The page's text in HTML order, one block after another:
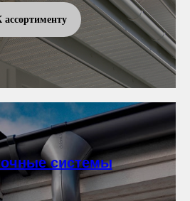
ассортименту
системы